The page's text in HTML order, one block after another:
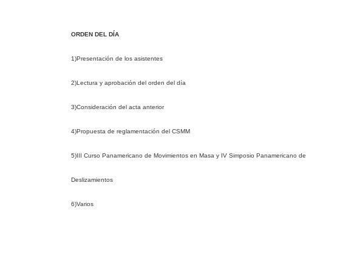
ORDEN DEL DÍA
1)Presentación de los asistentes
2)Lectura y aprobación del orden del día
3)Consideración del acta anterior
4)Propuesta de reglamentación del CSMM
5)III Curso Panamericano de Movimientos en Masa y IV Simposio Panamericano de
Deslizamientos
6)Varios